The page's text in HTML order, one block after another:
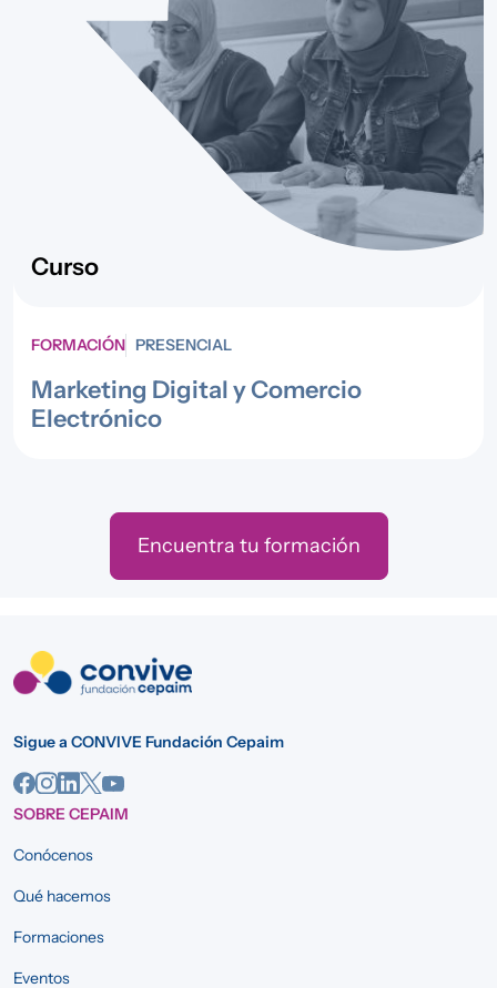
Curso
FORMACIÓN PRESENCIAL
Marketing Digital y Comercio
Electrónico
Encuentra tu formación
Sigue a CONVIVE Fundación Cepaim
SOBRE CEPAIM
Conócenos
Qué hacemos
Formaciones
Eventos